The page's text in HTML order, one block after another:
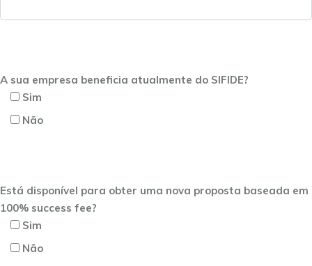
A sua empresa beneficia atualmente do SIFIDE?
Sim
Não
Está disponível para obter uma nova proposta baseada em
100% success fee?
Sim
Não